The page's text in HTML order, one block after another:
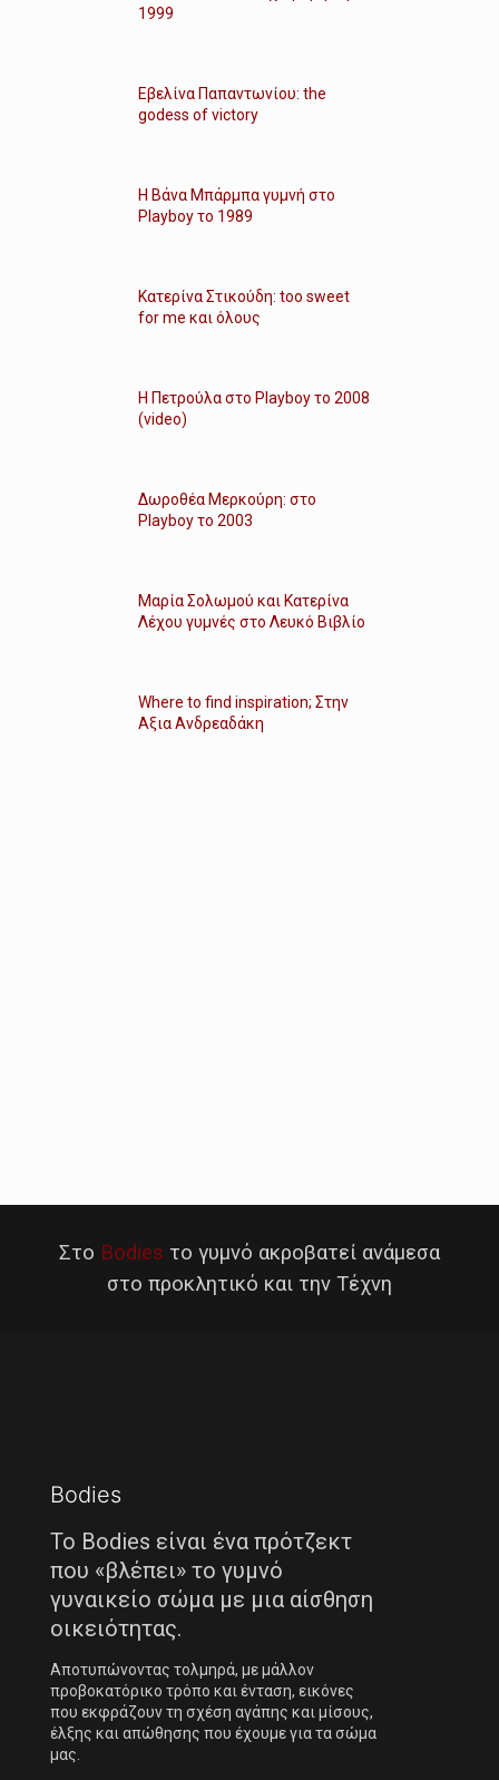
1999
Εβελίνα Παπαντωνίου: the
godess of victory
Η Βάνα Μπάρμπα γυμνή στο
Playboy το 1989
Κατερίνα Στικούδη: too sweet
for me και όλους
Η Πετρούλα στο Playboy το 2008
(video)
Δωροθέα Μερκούρη: στο
Playboy το 2003
Μαρία Σολωμού και Κατερίνα
Λέχου γυμνές στο Λευκό Βιβλίο
Where to find inspiration; Στην
Αξια Ανδρεαδάκη
Στο Bodies το γυμνό ακροβατεί ανάμεσα
στο προκλητικό και την Τέχνη
Bodies
Το Bodies είναι ένα πρότζεκτ
που «βλέπει» το γυμνό
γυναικείο σώμα με μια αίσθηση
οικειότητας.
Αποτυπώνοντας τολμηρά, με μάλλον
προβοκατόρικο τρόπο και ένταση, εικόνες
που εκφράζουν τη σχέση αγάπης και μίσους,
έλξης και απώθησης που έχουμε για τα σώμα
μας.